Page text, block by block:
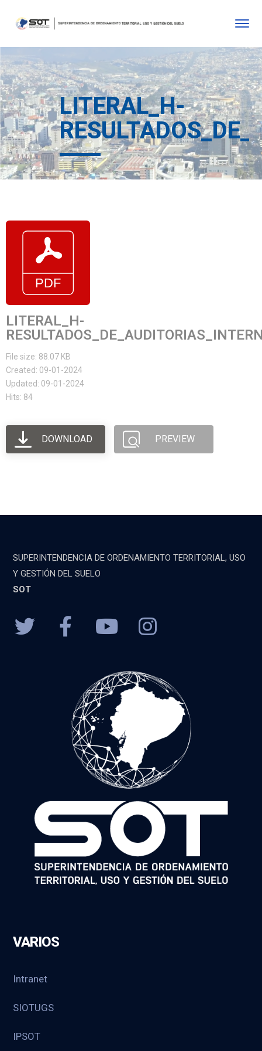
LITERAL_H-
LITERAL_H-
File size: 88.07 KB
Created: 09-01-2024
Updated: 09-01-2024
Hits: 84
DOWNLOAD PREVIEW
SUPERINTENDENCIA DE ORDENAMIENTO TERRITORIAL, USO
Y GESTIÓN DEL SUELO
SOT
VARIOS
Intranet
SIOTUGS
IPSOT